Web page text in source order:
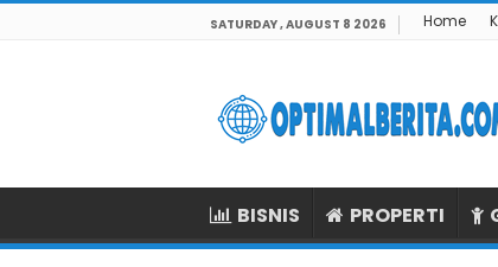
SATURDAY , AUGUST 8 2026 Home
BISNIS PROPERTI